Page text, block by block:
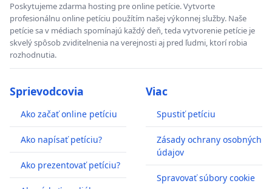
Poskytujeme zdarma hosting pre online petície. Vytvorte
profesionálnu online petíciu použítím našej výkonnej služby. Naše
petície sa v médiach spomínajú každý deň, teda vytvorenie petície je
skvelý spôsob zviditelnenia na verejnosti aj pred ľudmi, ktorí robia
rozhodnutia.
Sprievodcovia
Ako začať online petíciu
Ako napísať petíciu?
Ako prezentovať petíciu?
Viac
Spustiť petíciu
Zásady ochrany osobných
údajov
Spravovať súbory cookie